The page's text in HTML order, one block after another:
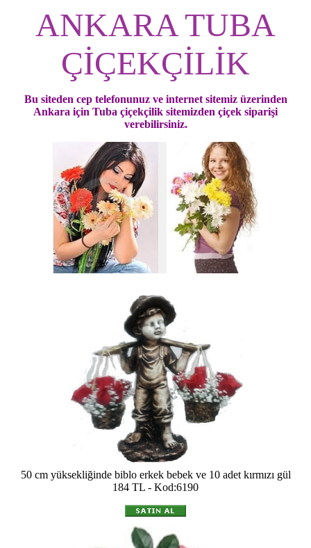
ANKARA TUBA
ÇİÇEKÇİLİK
Bu siteden cep telefonunuz ve internet sitemiz üzerinden
Ankara için Tuba çiçekçilik sitemizden çiçek siparişi
verebilirsiniz.
50 cm yüksekliğinde biblo erkek bebek ve 10 adet kırmızı gül
184 TL - Kod:6190